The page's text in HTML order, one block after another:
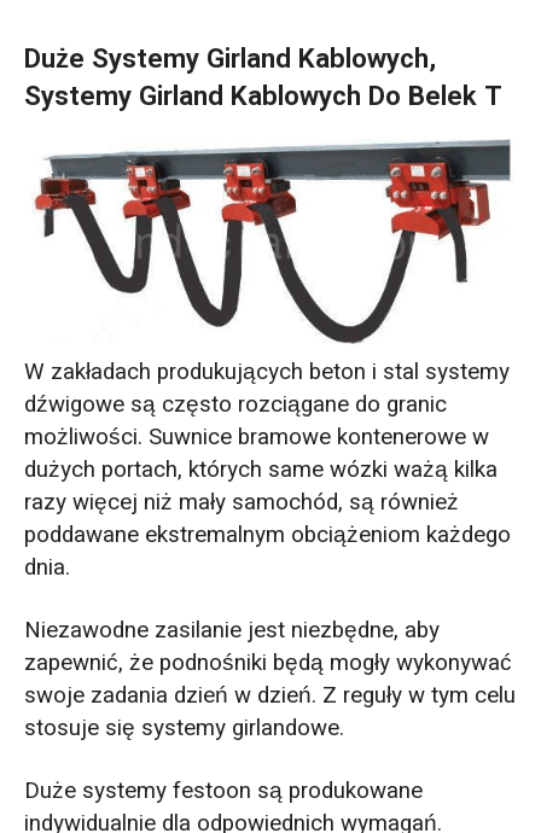
Duże Systemy Girland Kablowych,
Systemy Girland Kablowych Do Belek T
W zakładach produkujących beton i stal systemy
dźwigowe są często rozciągane do granic
możliwości. Suwnice bramowe kontenerowe w
dużych portach, których same wózki ważą kilka
razy więcej niż mały samochód, są również
poddawane ekstremalnym obciążeniom każdego
dnia.
Niezawodne zasilanie jest niezbędne, aby
zapewnić, że podnośniki będą mogły wykonywać
swoje zadania dzień w dzień. Z reguły w tym celu
stosuje się systemy girlandowe.
Duże systemy festoon są produkowane
indywidualnie dla odpowiednich wymagań.